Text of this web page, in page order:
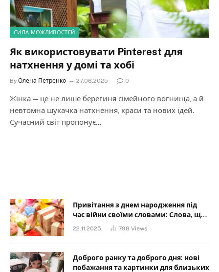
СИЛА МОЖЛИВОСТЕЙ
Як використовувати Pinterest для
натхнення у домі та хобі
By Олена Петренко 27.06.2025 0
Жінка — це не лише берегиня сімейного вогнища, а й
невтомна шукачка натхнення, краси та нових ідей.
Сучасний світ пропонує…
Привітання з днем народження під
час війни своїми словами: Слова, що
дарують надію та силу
22.11.2025 798 Views
Доброго ранку та доброго дня: нові
побажання та картинки для близьких